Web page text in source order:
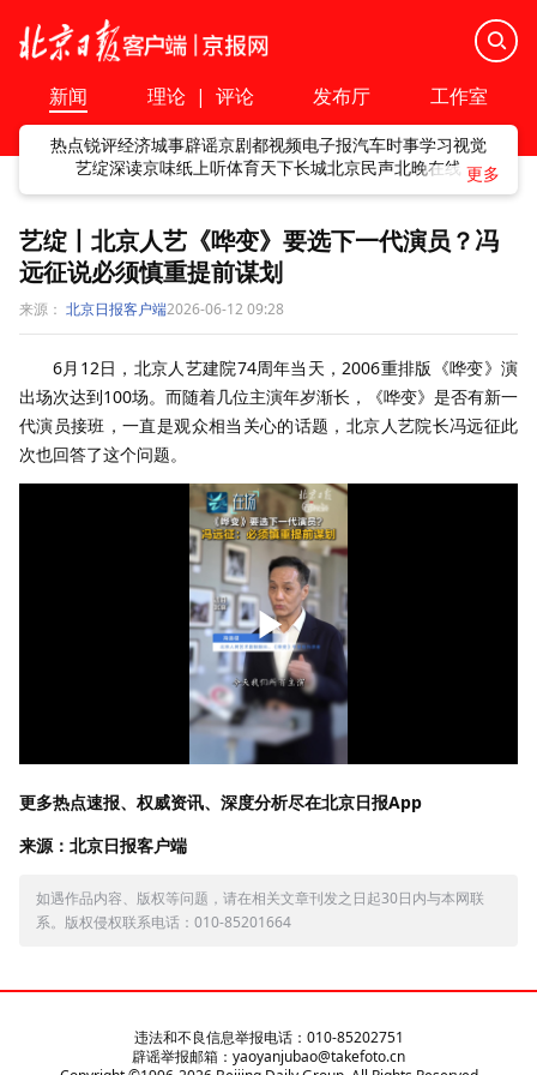
新闻 理论 | 评论 发布厅 工作室
热点锐评经济城事辟谣京剧都视频电子报汽车时事学习视觉
艺绽深读京味纸上听体育天下长城北京民声北晚在线
艺绽丨北京人艺《哗变》要选下一代演员？冯
远征说必须慎重提前谋划
来源： 北京日报客户端2026-06-12 09:28
6月12日，北京人艺建院74周年当天，2006重排版《哗变》演
出场次达到100场。而随着几位主演年岁渐长，《哗变》是否有新一
代演员接班，一直是观众相当关心的话题，北京人艺院长冯远征此
次也回答了这个问题。
更多热点速报、权威资讯、深度分析尽在北京日报App
来源：北京日报客户端
如遇作品内容、版权等问题，请在相关文章刊发之日起30日内与本网联
系。版权侵权联系电话：010-85201664
违法和不良信息举报电话：010-85202751
辟谣举报邮箱：yaoyanjubao@takefoto.cn